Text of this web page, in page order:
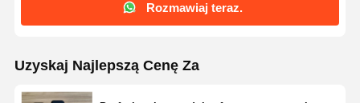
Rozmawiaj teraz.
Uzyskaj Najlepszą Cenę Za